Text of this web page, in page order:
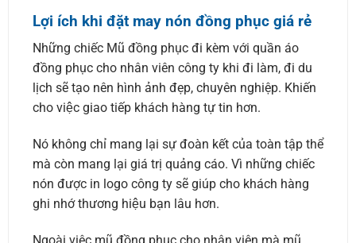
Lợi ích khi đặt may nón đồng phục giá rẻ
Những chiếc Mũ đồng phục đi kèm với quần áo
đồng phục cho nhân viên công ty khi đi làm, đi du
lịch sẽ tạo nên hình ảnh đẹp, chuyên nghiệp. Khiến
cho việc giao tiếp khách hàng tự tin hơn.
Nó không chỉ mang lại sự đoàn kết của toàn tập thể
mà còn mang lại giá trị quảng cáo. Vì những chiếc
nón được in logo công ty sẽ giúp cho khách hàng
ghi nhớ thương hiệu bạn lâu hơn.